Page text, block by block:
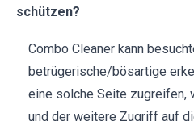
schützen?
Combo Cleaner kann
betrügerische/bösartige
eine solche Seite zugreifen,
und der weitere Zugriff auf